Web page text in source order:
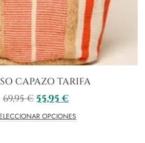
CAPAZO TARIFA
69,95€55,95€
OPCIONES